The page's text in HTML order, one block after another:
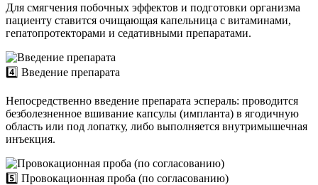
Для смягчения побочных эффектов и подготовки организма
пациенту ставится очищающая капельница с витаминами,
гепатопротекторами и седативными препаратами.
4️⃣ Введение препарата
Непосредственно введение препарата эспераль: проводится
безболезненное вшивание капсулы (импланта) в ягодичную
область или под лопатку, либо выполняется внутримышечная
инъекция.
5️⃣ Провокационная проба (по согласованию)